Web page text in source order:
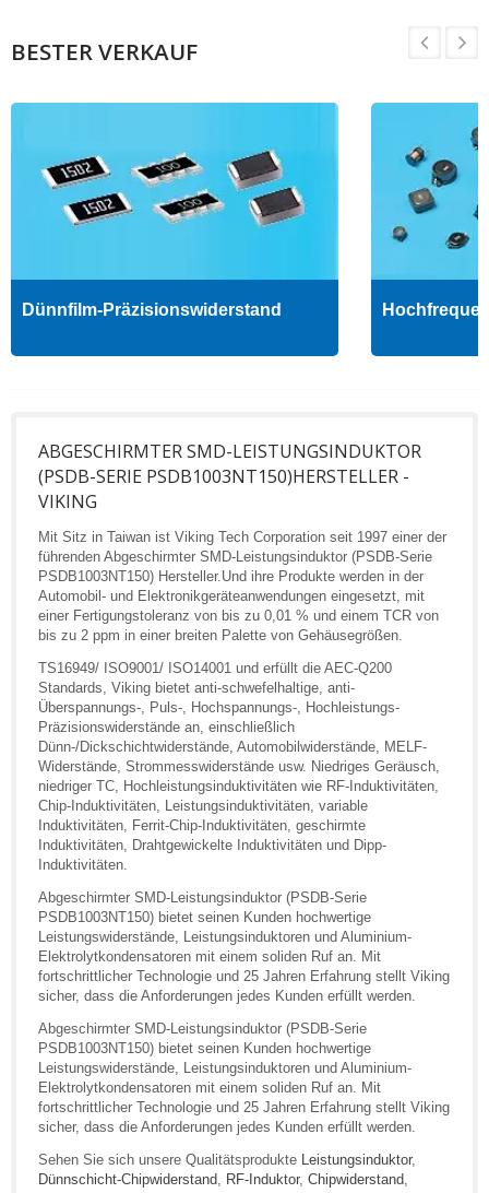
BESTER VERKAUF
Dünnfilm-Präzisionswiderstand
ABGESCHIRMTER SMD-LEISTUNGSINDUKTOR
(PSDB-SERIE PSDB1003NT150)HERSTELLER -
VIKING
Mit Sitz in Taiwan ist Viking Tech Corporation seit 1997 einer der
führenden Abgeschirmter SMD-Leistungsinduktor (PSDB-Serie
PSDB1003NT150) Hersteller.Und ihre Produkte werden in der
Automobil- und Elektronikgeräteanwendungen eingesetzt, mit
einer Fertigungstoleranz von bis zu 0,01 % und einem TCR von
bis zu 2 ppm in einer breiten Palette von Gehäusegrößen.
TS16949/ ISO9001/ ISO14001 und erfüllt die AEC-Q200
Standards, Viking bietet anti-schwefelhaltige, anti-
Überspannungs-, Puls-, Hochspannungs-, Hochleistungs-
Präzisionswiderstände an, einschließlich
Dünn-/Dickschichtwiderstände, Automobilwiderstände, MELF-
Widerstände, Strommesswiderstände usw. Niedriges Geräusch,
niedriger TC, Hochleistungsinduktivitäten wie RF-Induktivitäten,
Chip-Induktivitäten, Leistungsinduktivitäten, variable
Induktivitäten, Ferrit-Chip-Induktivitäten, geschirmte
Induktivitäten, Drahtgewickelte Induktivitäten und Dipp-
Induktivitäten.
Abgeschirmter SMD-Leistungsinduktor (PSDB-Serie
PSDB1003NT150) bietet seinen Kunden hochwertige
Leistungswiderstände, Leistungsinduktoren und Aluminium-
Elektrolytkondensatoren mit einem soliden Ruf an. Mit
fortschrittlicher Technologie und 25 Jahren Erfahrung stellt Viking
sicher, dass die Anforderungen jedes Kunden erfüllt werden.
Abgeschirmter SMD-Leistungsinduktor (PSDB-Serie
PSDB1003NT150) bietet seinen Kunden hochwertige
Leistungswiderstände, Leistungsinduktoren und Aluminium-
Elektrolytkondensatoren mit einem soliden Ruf an. Mit
fortschrittlicher Technologie und 25 Jahren Erfahrung stellt Viking
sicher, dass die Anforderungen jedes Kunden erfüllt werden.
Sehen Sie sich unsere Qualitätsprodukte Leistungsinduktor,
Dünnschicht-Chipwiderstand, RF-Induktor, Chipwiderstand,